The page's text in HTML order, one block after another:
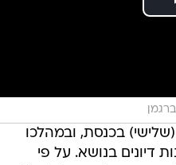
(שלישי) בכנסת, ובמהלכו
דיונים בנושא. על פי